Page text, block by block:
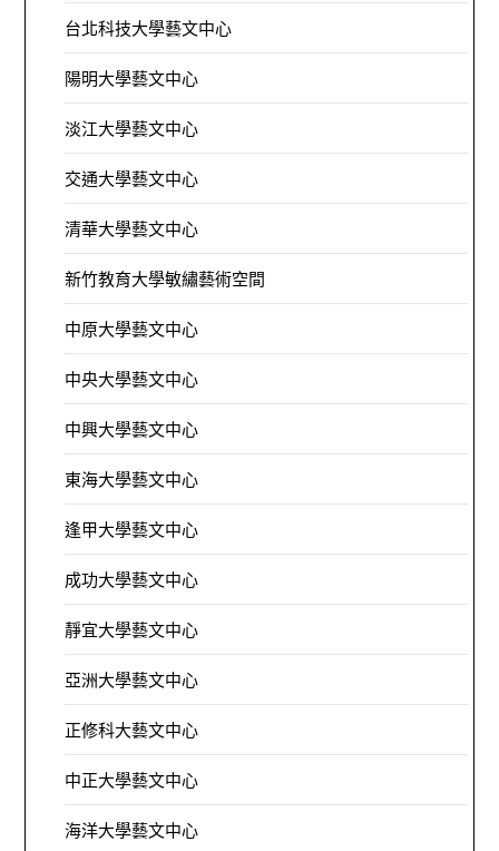
台北科技大學藝文中心
陽明大學藝文中心
淡江大學藝文中心
交通大學藝文中心
清華大學藝文中心
新竹教育大學敏繡藝術空間
中原大學藝文中心
中央大學藝文中心
中興大學藝文中心
東海大學藝文中心
逢甲大學藝文中心
成功大學藝文中心
靜宜大學藝文中心
亞洲大學藝文中心
正修科大藝文中心
中正大學藝文中心
海洋大學藝文中心